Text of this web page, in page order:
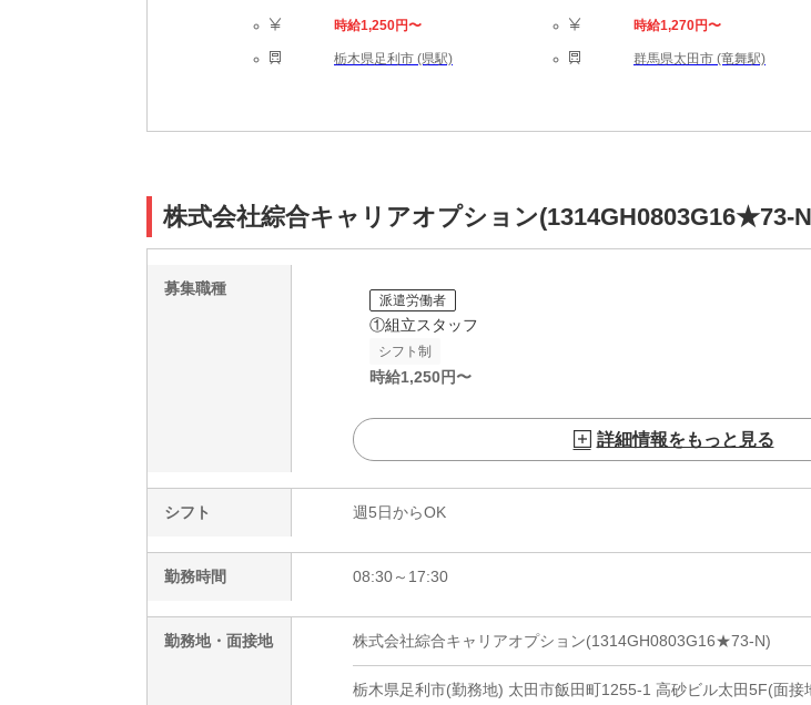
時給1,250円〜
栃木県足利市 (県駅)
時給1,270円〜
群馬県太田市 (竜舞駅)
株式会社綜合キャリアオプション(1314GH0803G16★73-
募集職種
派遣労働者
①組立スタッフ
シフト制
時給1,250円〜
詳細情報をもっと見る
シフト 週5日からOK
勤務時間 08:30～17:30
勤務地・面接地 株式会社綜合キャリアオプション(1314GH0803G16★73-N)
栃木県足利市(勤務地) 太田市飯田町1255-1 高砂ビル太田5F(面接